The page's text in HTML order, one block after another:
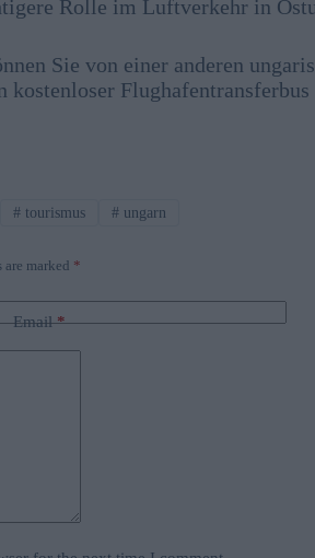
Rolle im Luftverkehr in
Sie von einer anderen
# tourismus #ungarn
marked *
Email*